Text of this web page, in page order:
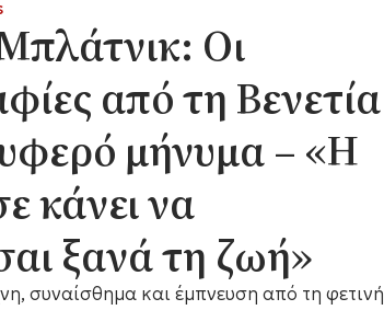
Οι
από τη Βενετία
μήνυμα – «Η
κάνει να
ξανά τη ζωή»
συναίσθημα και έμπνευση από τη φετινή